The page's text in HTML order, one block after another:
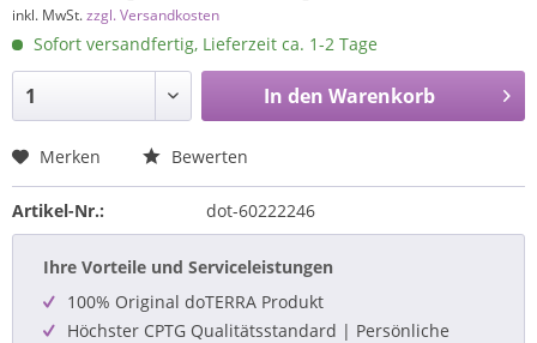
inkl. MwSt.zzgl. Versandkosten
Sofort versandfertig, Lieferzeit ca. 1-2 Tage
In den Warenkorb
Merken Bewerten
Artikel-Nr.: dot-60222246
Ihre Vorteile und Serviceleistungen
100% Original doTERRA Produkt
Höchster CPTG Qualitätsstandard | Persönliche